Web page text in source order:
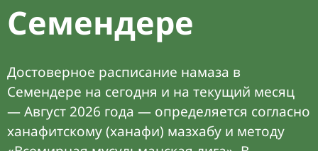
Семендере
Достоверное расписание намаза в
Семендере на сегодня и на текущий месяц
— Август 2026 года — определяется согласно
ханафитскому (ханафи) мазхабу и методу